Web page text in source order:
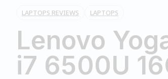
LAPTOPS REVIEWS LAPTOPS
Lenovo
i7 6500U